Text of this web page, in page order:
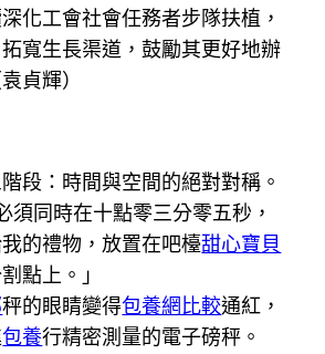
化工會社會任務者步隊扶植，
寬生長渠道，鼓勵其更好地辦
貞輝）
段：時間與空間的絕對對稱。
須同時在十點零三分零五秒，
的禮物，放置在吧檯甜心寶貝
點上。」
秤的眼睛變得包養網比較通紅，
包養行精密測量的電子磅秤。